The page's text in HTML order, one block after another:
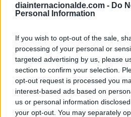
diainternacionalde.com - Do
Personal Information
If you wish to opt-out of the sale,
processing of your personal or
targeted advertising by us, please
section to confirm your selection.
opt-out request is processed you
interest-based ads based on
us or personal information
your opt-out. You may separately
Día Mundial de los
7 de agosto de 2026